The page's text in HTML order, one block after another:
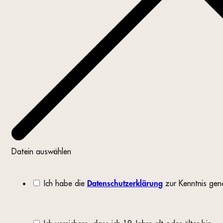
Datein auswählen
Ich habe die Datenschutzerklärung zur Kenntnis